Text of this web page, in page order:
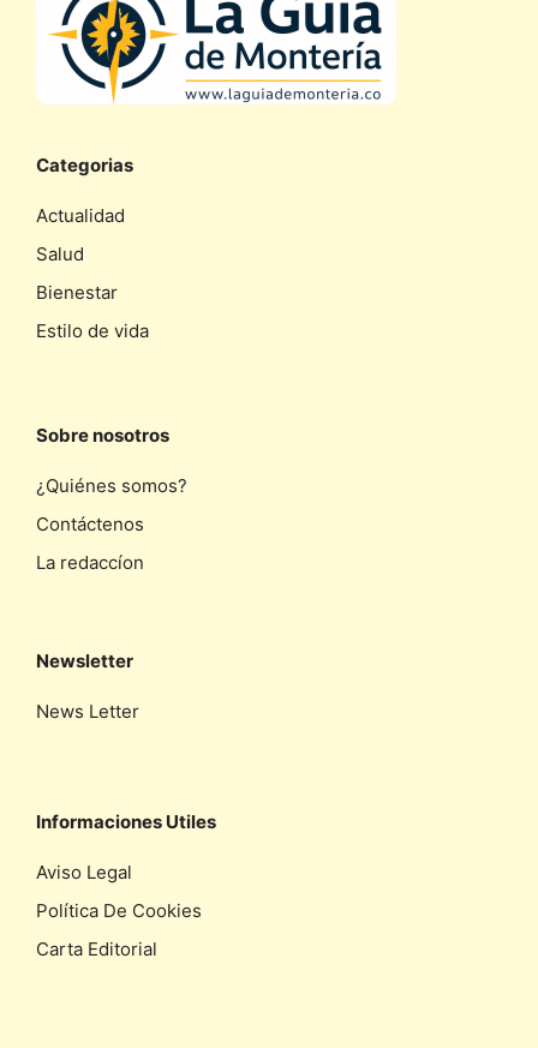
Categorias
Actualidad
Salud
Bienestar
Estilo de vida
Sobre nosotros
¿Quiénes somos?
Contáctenos
La redaccíon
Newsletter
News Letter
Informaciones Utiles
Aviso Legal
Política De Cookies
Carta Editorial